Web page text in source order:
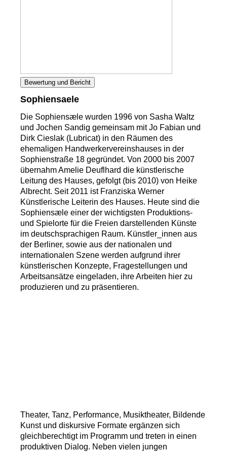
Bewertung und Bericht
Sophiensaele
Die Sophiensæle wurden 1996 von Sasha Waltz
und Jochen Sandig gemeinsam mit Jo Fabian und
Dirk Cieslak (Lubricat) in den Räumen des
ehemaligen Handwerkervereinshauses in der
Sophienstraße 18 gegründet. Von 2000 bis 2007
übernahm Amelie Deuflhard die künstlerische
Leitung des Hauses, gefolgt (bis 2010) von Heike
Albrecht. Seit 2011 ist Franziska Werner
Künstlerische Leiterin des Hauses. Heute sind die
Sophiensæle einer der wichtigsten Produktions-
und Spielorte für die Freien darstellenden Künste
im deutschsprachigen Raum. Künstler_innen aus
der Berliner, sowie aus der nationalen und
internationalen Szene werden aufgrund ihrer
künstlerischen Konzepte, Fragestellungen und
Arbeitsansätze eingeladen, ihre Arbeiten hier zu
produzieren und zu präsentieren.
Theater, Tanz, Performance, Musiktheater, Bildende
Kunst und diskursive Formate ergänzen sich
gleichberechtigt im Programm und treten in einen
produktiven Dialog. Neben vielen jungen